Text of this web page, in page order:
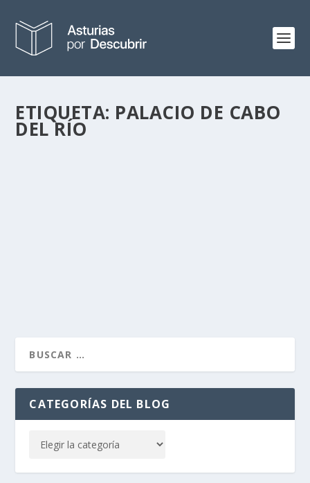
ETIQUETA: PALACIO DE CABO
DEL RÍO
CATEGORÍAS DEL BLOG